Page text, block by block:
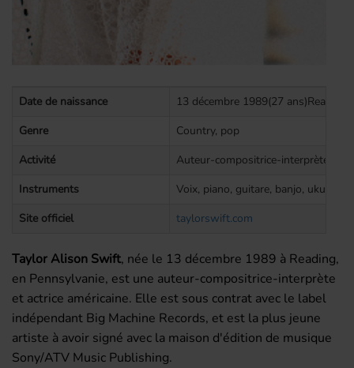
Date de naissance
13 décembre 1989(27
Genre
Country, pop
Activité
Auteur-compositrice-interprète,
Instruments
Voix, piano, guitare, banjo, ukulélé,
Site officiel
taylorswift.com
Taylor Alison Swift, née le 13 décembre 1989 à Reading,
en Pennsylvanie, est une auteur-compositrice-interprète
et actrice américaine. Elle est sous contrat avec le label
indépendant Big Machine Records, et est la plus jeune
artiste à avoir signé avec la maison d'édition de musique
Sony/ATV Music Publishing.